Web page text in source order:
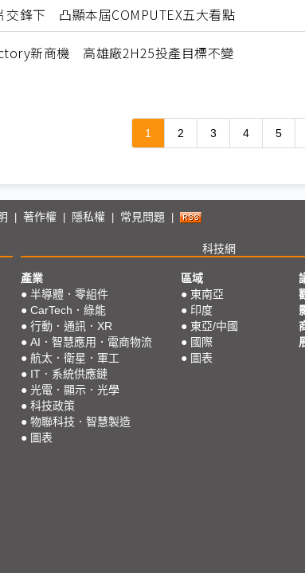
交鋒下 凸顯本屆COMPUTEX五大看點
新商機 高雄廠2H25投產目標不變
1 2 3 4 5
著作權 隱私權 常見問題
科技網
產業
● 半導體．零組件
● CarTech．綠能
● 行動．通訊．XR
● AI．智慧應用．電商物流
● 航太．衛星．軍工
● IT．系統供應鏈
● 光電．顯示．光學
● 科技政策
● 物聯科技．智慧製造
● 圖表
區域
● 東南亞
● 印度
● 東亞/中國
● 國際
● 圖表